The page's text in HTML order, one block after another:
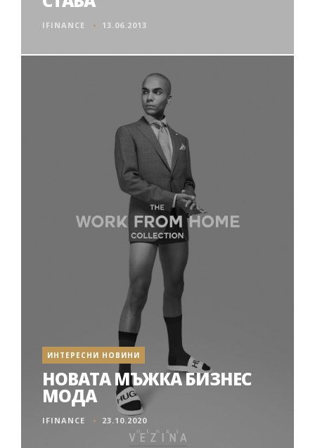
IFINANCE 13.06.2013
ИНТЕРЕСНИ НОВИНИ
НОВАТА МЪЖКА БИЗНЕС
МОДА
IFINANCE 23.10.2020